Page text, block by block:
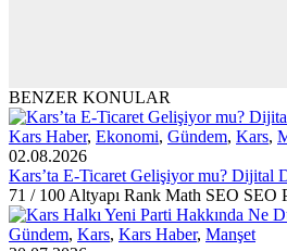
BENZER KONULAR
Kars Haber, Ekonomi, Gündem, Kars,
02.08.2026
Kars’ta E-Ticaret Gelişiyor mu? Dijital
71 / 100 Altyapı Rank Math SEO SEO
Gündem, Kars, Kars Haber, Manşet